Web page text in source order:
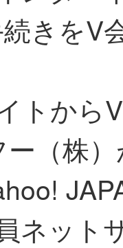
きをV
トから
（株
ネット